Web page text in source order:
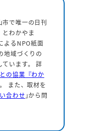
市で唯一の日刊
わかやま
よるNPO紙面
地域づくりの
ています。詳
の協業『わか
また、取材を
合わせ ｣から問